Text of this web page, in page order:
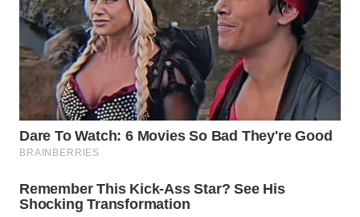
WN
JATIM
WN
WN
KALBAR
WN
KALTENG